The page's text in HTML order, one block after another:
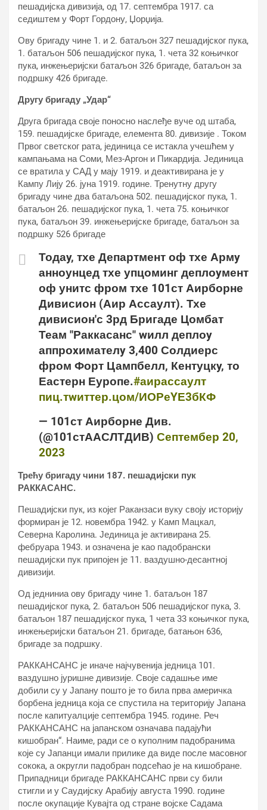
пешадијска дивизија, од 17. септембра 1917. са
седиштем у Форт Гордону, Џорџија.
Ову бригаду чине 1. и 2. батаљон 327 пешадијског пука,
1. батаљон 506 пешадијског пука, 1. чета 32 коњичког
пука, инжењеријски батаљон 326 бригаде, батаљон за
подршку 426 бригаде.
Другу бригаду „Удар“
Друга бригада своје поносно наслеђе вуче од штаба,
159. пешадијске бригаде, елемента 80. дивизије . Током
Првог светског рата, јединица се истакла учешћем у
кампањама на Соми, Мез-Аргон и Пикардија. Јединица
се вратила у САД у мају 1919. и деактивирана је у
Кампу Лију 26. јуна 1919. године. Тренутну другу
бригаду чине два батаљона 502. пешадијског пука, 1.
батаљон 26. пешадијског пука, 1. чета 75. коњичког
пука, батаљон 39. инжењеријске бригаде, батаљон за
подршку 526 бригаде
Тодаy, тхе Департмент оф тхе Армy
анноунцед тхе упцоминг деплоyмент
оф унитс фром тхе 101ст Аирборне
Дивисион (Аир Ассаулт). Тхе
дивисион'с 3рд Бригаде Цомбат
Теам "Раккасанс" wилл деплоy
аппроxимателy 3,400 Солдиерс
фром Форт Цампбелл, Кентуцкy, то
Еастерн Еуропе.#аирассаулт
пиц.тwиттер.цом/ИОРеYЕ3бКФ
— 101ст Аирборне Див.
(@101стААСЛТДИВ) Септембер 20,
2023
Трећу бригаду чини 187. пешадијски пук
РАККАСАНС.
Пешадијски пук, из којег Раканзаси вуку своју историју
формиран је 12. новембра 1942. у Камп Мацкал,
Северна Каролина. Јединица је активирана 25.
фебруара 1943. и означена је као падобрански
пешадијски пук припојен је 11. ваздушно-десантној
дивизији.
Од једниниа ову бригаду чине 1. батаљон 187
пешадијског пука, 2. батаљон 506 пешадијског пука, 3.
батаљон 187 пешадијског пука, 1 чета 33 коњичког пука,
инжењеријски батаљон 21. бригаде, батањон 636,
бригаде за подршку.
РАККАНСАНС је иначе најчувенија једница 101.
ваздушно јуришне дивизије. Своје садашње име
добили су у Јапану пошто је то била прва америчка
борбена једница која се спустила на територију Јапана
после капитуалције септембра 1945. године. Реч
РАККАНСАНС на јапанском означава падајући
кишобран“. Наиме, ради се о куполним падобранима
које су Јапанци имали прилике да виде после масовног
сокока, а округли падобран подсећао је на кишобране.
Припадници бригаде РАККАНСАНС први су били
стигли и у Саудијску Арабију августа 1990. године
после окупације Кувајта од стране војске Садама